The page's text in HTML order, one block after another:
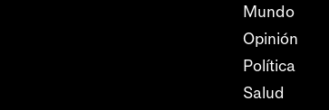
Mundo
Opinión
Política
Salud